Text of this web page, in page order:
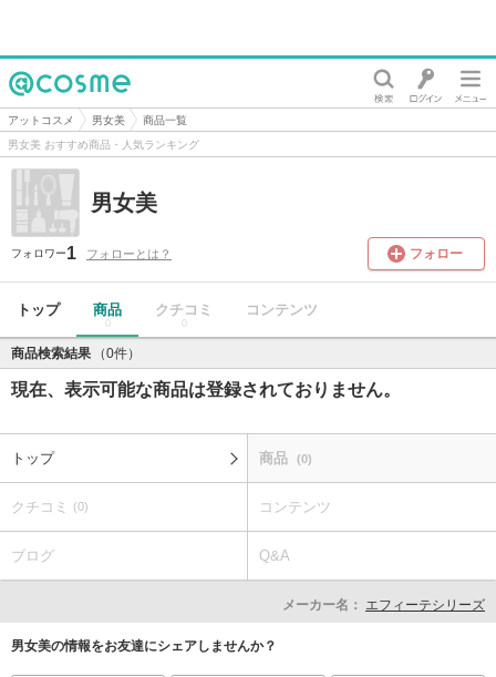
@cosme
アットコスメ 男女美
商品一覧
男女美 おすすめ商品・人気ランキング
男女美
フォロワー1 フォローとは？ フォロー
トップ 商品
0
クチコミ
0
コンテンツ
商品検索結果 （0件）
現在、表示可能な商品は登録されておりません。
トップ 商品 (0)
クチコミ (0) コンテンツ
ブログ Q&A
メーカー名： エフィーテシリーズ
男女美の情報をお友達にシェアしませんか？